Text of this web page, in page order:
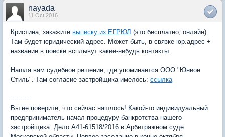
nayada
11 Oct 2016
Кристина, закажите выписку из ЕГРЮЛ (это бесплатно, онлайн).
Там будет юридический адрес. Может быть, в связке юр.адрес +
название в поиске всплывут какие-нибудь контакты.
Нашла вам судебное решение, где упоминается ООО "Юнион
Стиль". Там согласие застройщика имелось: ссылка
----------
Вы не поверите, что сейчас нашлось! Какой-то индивидуальный
предприниматель начал процедуру банкротства нашего
застройщика. Дело А41-61518/2016 в Арбитражном суде